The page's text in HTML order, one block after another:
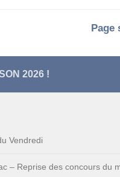
Page
2026 !
Vendredi
– Reprise des concours du